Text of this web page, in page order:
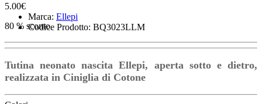
5.00€
80 % sconto
Marca: Ellepi
Codice Prodotto: BQ3023LLM
Tutina neonato nascita Ellepi, aperta sotto e dietro,
realizzata in Ciniglia di Cotone